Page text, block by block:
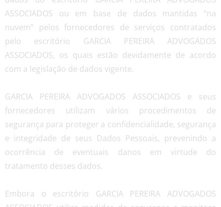
ASSOCIADOS ou em base de dados mantidas “na
nuvem” pelos fornecedores de serviços contratados
pelo escritório GARCIA PEREIRA ADVOGADOS
ASSOCIADOS, os quais estão devidamente de acordo
com a legislação de dados vigente.
GARCIA PEREIRA ADVOGADOS ASSOCIADOS e seus
fornecedores utilizam vários procedimentos de
segurança para proteger a confidencialidade, segurança
e integridade de seus Dados Pessoais, prevenindo a
ocorrência de eventuais danos em virtude do
tratamento desses dados.
Embora o escritório GARCIA PEREIRA ADVOGADOS